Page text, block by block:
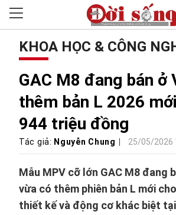
KHOA HỌC & CÔNG
GAC M8 đang bán ở
thêm bản L 2026
944 triệu đồng
Tác giả: Nguyễn Chung 25/05/2026
Mẫu MPV cỡ lớn GAC M8 đang
vừa có thêm phiên bản L mới
thiết kế và động cơ khác biệt